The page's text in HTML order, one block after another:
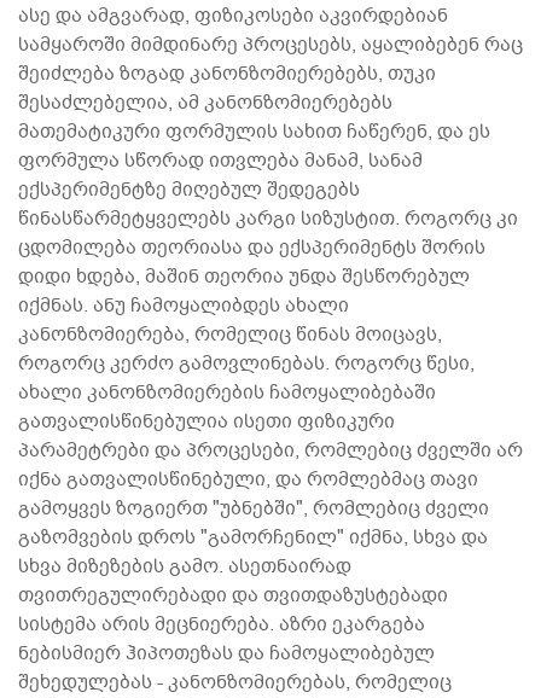
ასე და ამგვარად, ფიზიკოსები აკვირდებიან
სამყაროში მიმდინარე პროცესებს, აყალიბებენ რაც
შეიძლება ზოგად კანონზომიერებებს, თუკი
შესაძლებელია, ამ კანონზომიერებებს
მათემატიკური ფორმულის სახით ჩაწერენ, და ეს
ფორმულა სწორად ითვლება მანამ, სანამ
ექსპერიმენტზე მიღებულ შედეგებს
წინასწარმეტყველებს კარგი სიზუსტით. როგორც კი
ცდომილება თეორიასა და ექსპერიმენტს შორის
დიდი ხდება, მაშინ თეორია უნდა შესწორებულ
იქმნას. ანუ ჩამოყალიბდეს ახალი
კანონზომიერება, რომელიც წინას მოიცავს,
როგორც კერძო გამოვლინებას. როგორც წესი,
ახალი კანონზომიერების ჩამოყალიბებაში
გათვალისწინებულია ისეთი ფიზიკური
პარამეტრები და პროცესები, რომლებიც ძველში არ
იქნა გათვალისწინებული, და რომლებმაც თავი
გამოყვეს ზოგიერთ "უბნებში", რომლებიც ძველი
გაზომვების დროს "გამორჩენილ" იქმნა, სხვა და
სხვა მიზეზების გამო. ასეთნაირად
თვითრეგულირებადი და თვითდაზუსტებადი
სისტემა არის მეცნიერება. აზრი ეკარგება
ნებისმიერ ჰიპოთეზას და ჩამოყალიბებულ
შეხედულებას - კანონზომიერებას, რომელიც